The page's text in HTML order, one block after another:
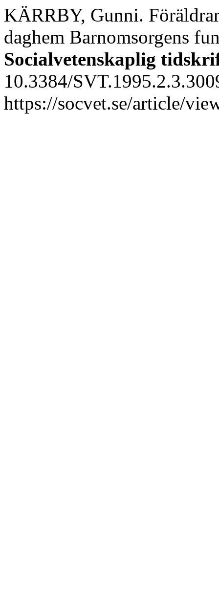
KÄRRBY, Gunni.
daghem Barnomsorgens
Socialvetenskaplig
10.3384/
https://socvet.se/article/